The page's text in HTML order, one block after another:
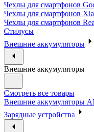
Чехлы для смартфонов
Чехлы для смартфонов
Чехлы для смартфонов
Стилусы
Внешние аккумуляторы
Внешние аккумуляторы
Смотреть все товары
Внешние аккумуляторы
Зарядные устройства